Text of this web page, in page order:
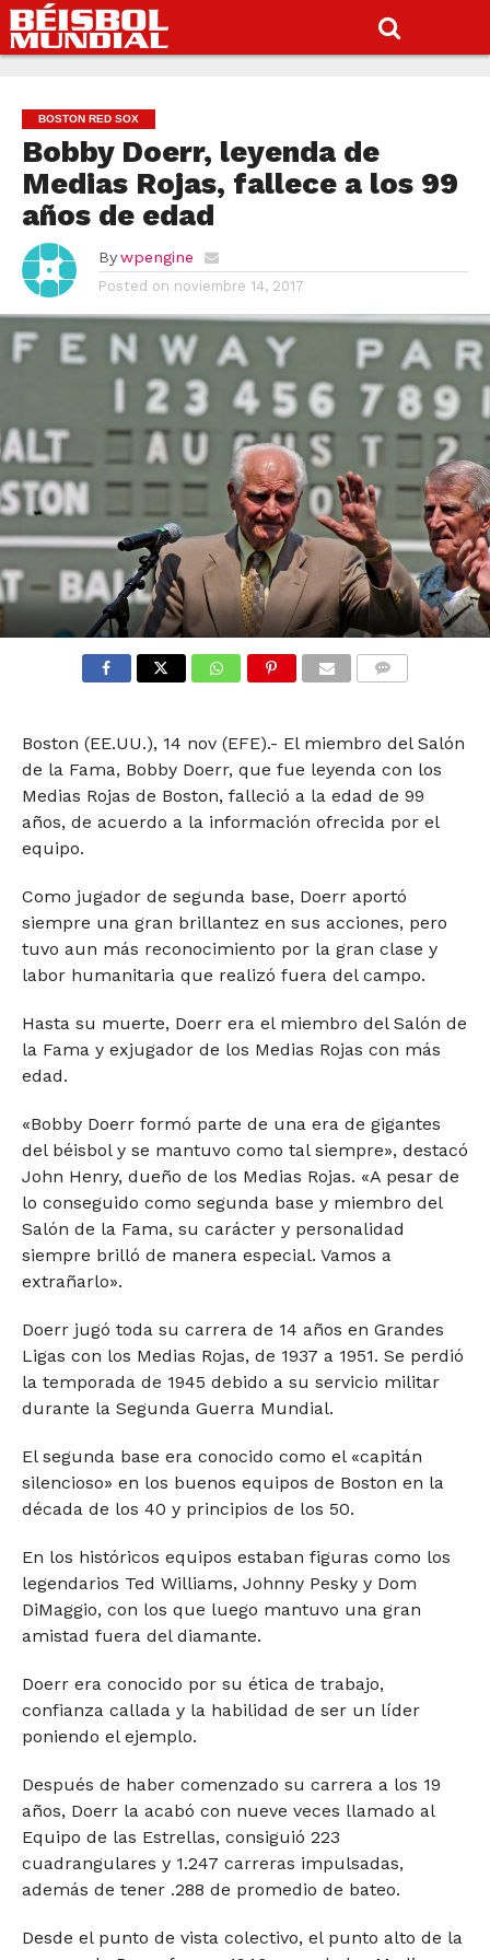
BOSTON RED SOX
Bobby Doerr, leyenda de
Medias Rojas, fallece a los 99
años de edad
By wpengine
Posted on noviembre 14, 2017
Boston (EE.UU.), 14 nov (EFE).- El miembro del Salón
de la Fama, Bobby Doerr, que fue leyenda con los
Medias Rojas de Boston, falleció a la edad de 99
años, de acuerdo a la información ofrecida por el
equipo.
Como jugador de segunda base, Doerr aportó
siempre una gran brillantez en sus acciones, pero
tuvo aun más reconocimiento por la gran clase y
labor humanitaria que realizó fuera del campo.
Hasta su muerte, Doerr era el miembro del Salón de
la Fama y exjugador de los Medias Rojas con más
edad.
«Bobby Doerr formó parte de una era de gigantes
del béisbol y se mantuvo como tal siempre», destacó
John Henry, dueño de los Medias Rojas. «A pesar de
lo conseguido como segunda base y miembro del
Salón de la Fama, su carácter y personalidad
siempre brilló de manera especial. Vamos a
extrañarlo».
Doerr jugó toda su carrera de 14 años en Grandes
Ligas con los Medias Rojas, de 1937 a 1951. Se perdió
la temporada de 1945 debido a su servicio militar
durante la Segunda Guerra Mundial.
El segunda base era conocido como el «capitán
silencioso» en los buenos equipos de Boston en la
década de los 40 y principios de los 50.
En los históricos equipos estaban figuras como los
legendarios Ted Williams, Johnny Pesky y Dom
DiMaggio, con los que luego mantuvo una gran
amistad fuera del diamante.
Doerr era conocido por su ética de trabajo,
confianza callada y la habilidad de ser un líder
poniendo el ejemplo.
Después de haber comenzado su carrera a los 19
años, Doerr la acabó con nueve veces llamado al
Equipo de las Estrellas, consiguió 223
cuadrangulares y 1.247 carreras impulsadas,
además de tener .288 de promedio de bateo.
Desde el punto de vista colectivo, el punto alto de la